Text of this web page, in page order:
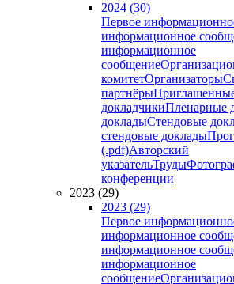
2024 (30)
Первое
информационное
информационное
сообщение
комитетОрганизаторы
партнёры
докладчикиПленарные
докладыСтендовые
стендовые доклады
(.pdf)Авторский
указательТруды
конференции
2023 (29)
2023 (29)
Первое
информационное
информационное
информационное
сообщение